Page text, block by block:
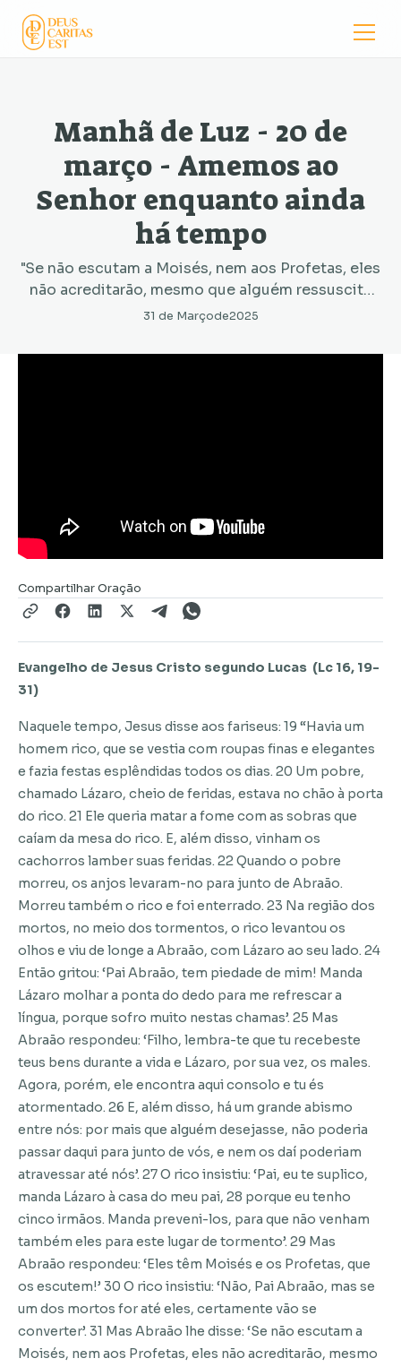
Manhã de Luz - 20 de
março - Amemos ao
Senhor enquanto ainda
há tempo
"Se não escutam a Moisés, nem aos Profetas, eles
não acreditarão, mesmo que alguém ressuscite
dos mortos.’’
31 de Marçode2025
Compartilhar Oração
Evangelho de Jesus Cristo segundo Lucas (Lc 16, 19-
31)
Naquele tempo, Jesus disse aos fariseus: 19 “Havia um
homem rico, que se vestia com roupas finas e elegantes
e fazia festas esplêndidas todos os dias. 20 Um pobre,
chamado Lázaro, cheio de feridas, estava no chão à porta
do rico. 21 Ele queria matar a fome com as sobras que
caíam da mesa do rico. E, além disso, vinham os
cachorros lamber suas feridas. 22 Quando o pobre
morreu, os anjos levaram-no para junto de Abraão.
Morreu também o rico e foi enterrado. 23 Na região dos
mortos, no meio dos tormentos, o rico levantou os
olhos e viu de longe a Abraão, com Lázaro ao seu lado. 24
Então gritou: ‘Pai Abraão, tem piedade de mim! Manda
Lázaro molhar a ponta do dedo para me refrescar a
língua, porque sofro muito nestas chamas’. 25 Mas
Abraão respondeu: ‘Filho, lembra-te que tu recebeste
teus bens durante a vida e Lázaro, por sua vez, os males.
Agora, porém, ele encontra aqui consolo e tu és
atormentado. 26 E, além disso, há um grande abismo
entre nós: por mais que alguém desejasse, não poderia
passar daqui para junto de vós, e nem os daí poderiam
atravessar até nós’. 27 O rico insistiu: ‘Pai, eu te suplico,
manda Lázaro à casa do meu pai, 28 porque eu tenho
cinco irmãos. Manda preveni-los, para que não venham
também eles para este lugar de tormento’. 29 Mas
Abraão respondeu: ‘Eles têm Moisés e os Profetas, que
os escutem!’ 30 O rico insistiu: ‘Não, Pai Abraão, mas se
um dos mortos for até eles, certamente vão se
converter’. 31 Mas Abraão lhe disse: ‘Se não escutam a
Moisés, nem aos Profetas, eles não acreditarão, mesmo